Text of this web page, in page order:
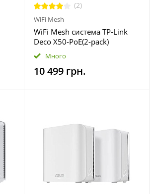
(2)
WiFi Mesh
WiFi Mesh система TP-Link
Deco X50-PoE(2-pack)
Много
10 499 грн.